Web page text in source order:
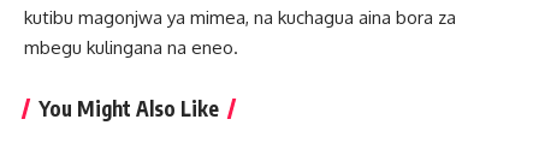
kutibu magonjwa ya mimea, na kuchagua aina bora za
mbegu kulingana na eneo.
You Might Also Like